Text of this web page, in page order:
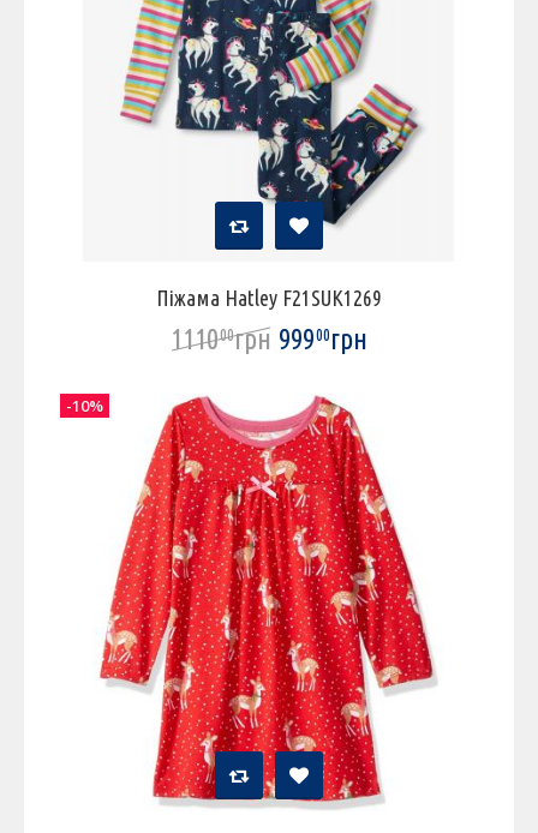
Піжама Hatley F21SUK1269
111000грн 99900грн
-10%